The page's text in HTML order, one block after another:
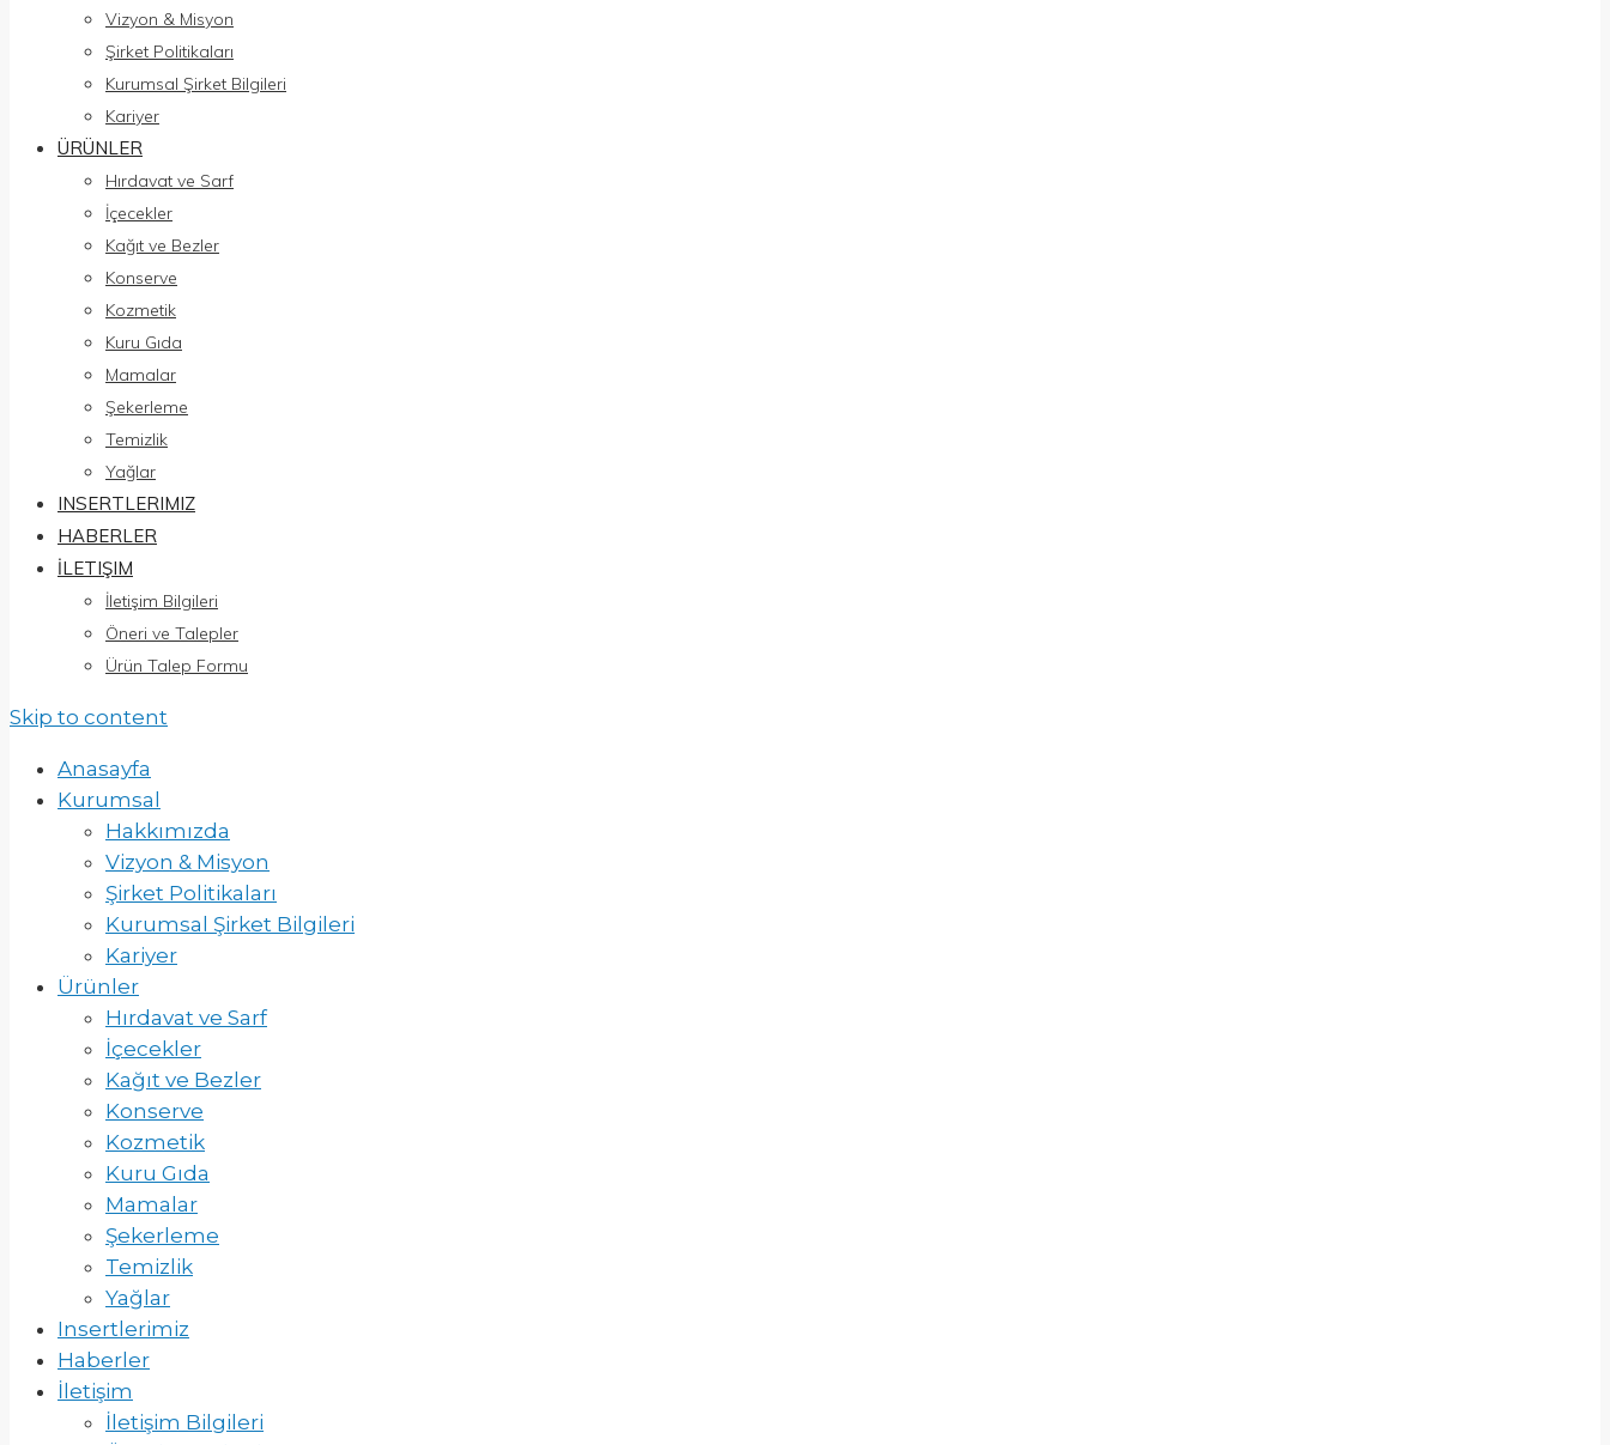
Vizyon & Misyon
Şirket Politikaları
Kurumsal Şirket Bilgileri
Kariyer
ÜRÜNLER
Hırdavat ve Sarf
İçecekler
Kağıt ve Bezler
Konserve
Kozmetik
Kuru Gıda
Mamalar
Şekerleme
Temizlik
Yağlar
INSERTLERIMIZ
HABERLER
İLETIŞIM
İletişim Bilgileri
Öneri ve Talepler
Ürün Talep Formu
Skip to content
Anasayfa
Kurumsal
Hakkımızda
Vizyon & Misyon
Şirket Politikaları
Kurumsal Şirket Bilgileri
Kariyer
Ürünler
Hırdavat ve Sarf
İçecekler
Kağıt ve Bezler
Konserve
Kozmetik
Kuru Gıda
Mamalar
Şekerleme
Temizlik
Yağlar
Insertlerimiz
Haberler
İletişim
İletişim Bilgileri